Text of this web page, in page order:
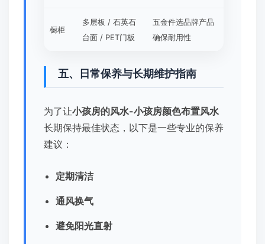
橱柜
多层板 / 石英石
台面 / PET门板
五金件选品牌产品
确保耐用性
五、日常保养与长期维护指南
为了让小孩房的风水-小孩房颜色布置风水
长期保持最佳状态，以下是一些专业的保养
建议：
定期清洁
通风换气
避免阳光直射